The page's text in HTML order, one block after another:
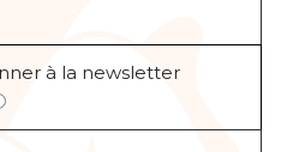
à la newsletter